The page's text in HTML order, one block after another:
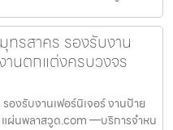
ทรสาคร รองรับงาน
านตกแต่งครบวงจร
องรับงานเฟอร์นิเจอร์ งานป้าย
ผ่นพลาสวูด.com —บริการจำหน